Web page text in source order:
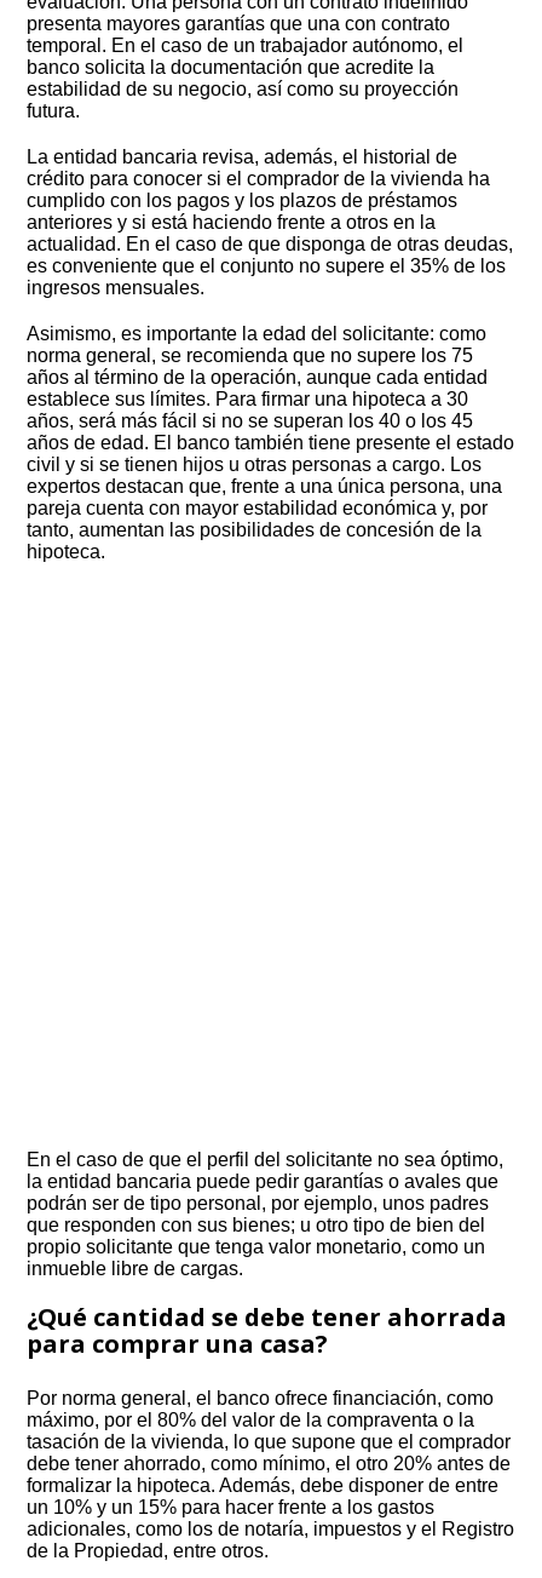
presenta mayores garantías que una con contrato
temporal. En el caso de un trabajador autónomo, el
banco solicita la documentación que acredite la
estabilidad de su negocio, así como su proyección
futura.
La entidad bancaria revisa, además, el historial de
crédito para conocer si el comprador de la vivienda ha
cumplido con los pagos y los plazos de préstamos
anteriores y si está haciendo frente a otros en la
actualidad. En el caso de que disponga de otras deudas,
es conveniente que el conjunto no supere el 35% de los
ingresos mensuales.
Asimismo, es importante la edad del solicitante: como
norma general, se recomienda que no supere los 75
años al término de la operación, aunque cada entidad
establece sus límites. Para firmar una hipoteca a 30
años, será más fácil si no se superan los 40 o los 45
años de edad. El banco también tiene presente el estado
civil y si se tienen hijos u otras personas a cargo. Los
expertos destacan que, frente a una única persona, una
pareja cuenta con mayor estabilidad económica y, por
tanto, aumentan las posibilidades de concesión de la
hipoteca.
En el caso de que el perfil del solicitante no sea óptimo,
la entidad bancaria puede pedir garantías o avales que
podrán ser de tipo personal, por ejemplo, unos padres
que responden con sus bienes; u otro tipo de bien del
propio solicitante que tenga valor monetario, como un
inmueble libre de cargas.
¿Qué cantidad se debe tener ahorrada
para comprar una casa?
Por norma general, el banco ofrece financiación, como
máximo, por el 80% del valor de la compraventa o la
tasación de la vivienda, lo que supone que el comprador
debe tener ahorrado, como mínimo, el otro 20% antes de
formalizar la hipoteca. Además, debe disponer de entre
un 10% y un 15% para hacer frente a los gastos
adicionales, como los de notaría, impuestos y el Registro
de la Propiedad, entre otros.